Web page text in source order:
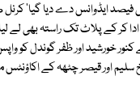
اسد کو دس فیصد ایڈوانس دے
کر کے پلاٹ تک راستہ بھی لے
خورشید اور ظفر گوندل کو
اور قیصر چٹھہ کے